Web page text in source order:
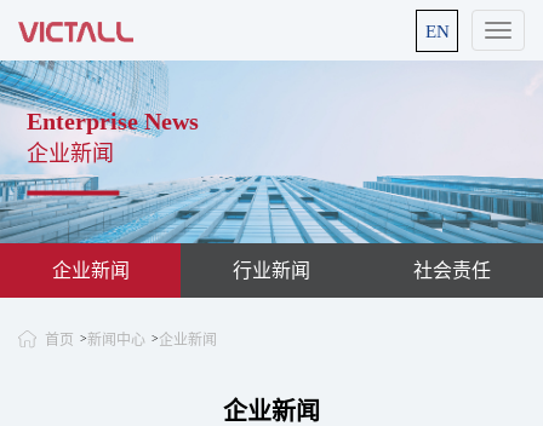
EN
Enterprise News
企业新闻
企业新闻 行业新闻 社会责任
首页 >新闻中心 >企业新闻
企业新闻